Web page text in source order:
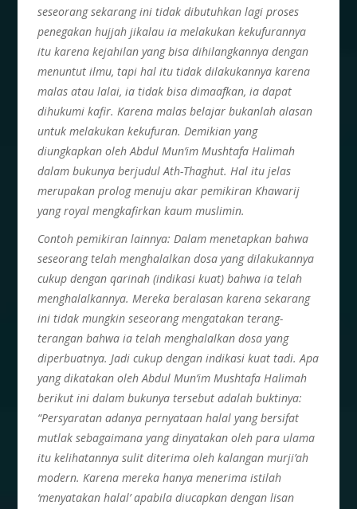
seseorang sekarang ini tidak dibutuhkan lagi proses
penegakan hujjah jikalau ia melakukan kekufurannya
itu karena kejahilan yang bisa dihilangkannya dengan
menuntut ilmu, tapi hal itu tidak dilakukannya karena
malas atau lalai, ia tidak bisa dimaafkan, ia dapat
dihukumi kafir. Karena malas belajar bukanlah alasan
untuk melakukan kekufuran. Demikian yang
diungkapkan oleh Abdul Mun’im Mushtafa Halimah
dalam bukunya berjudul Ath-Thaghut. Hal itu jelas
merupakan prolog menuju akar pemikiran Khawarij
yang royal mengkafirkan kaum muslimin.
Contoh pemikiran lainnya: Dalam menetapkan bahwa
seseorang telah menghalalkan dosa yang dilakukannya
cukup dengan qarinah (indikasi kuat) bahwa ia telah
menghalalkannya. Mereka beralasan karena sekarang
ini tidak mungkin seseorang mengatakan terang-
terangan bahwa ia telah menghalalkan dosa yang
diperbuatnya. Jadi cukup dengan indikasi kuat tadi. Apa
yang dikatakan oleh Abdul Mun’im Mushtafa Halimah
berikut ini dalam bukunya tersebut adalah buktinya:
“Persyaratan adanya pernyataan halal yang bersifat
mutlak sebagaimana yang dinyatakan oleh para ulama
itu kelihatannya sulit diterima oleh kalangan murji’ah
modern. Karena mereka hanya menerima istilah
‘menyatakan halal’ apabila diucapkan dengan lisan